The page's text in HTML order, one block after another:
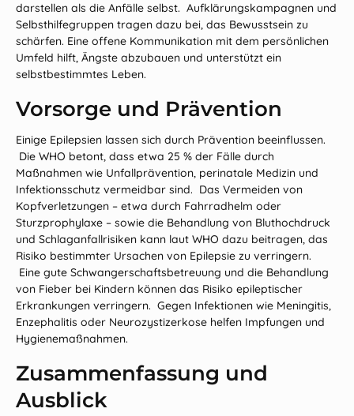
darstellen als die Anfälle selbst. Aufklärungskampagnen und
Selbsthilfegruppen tragen dazu bei, das Bewusstsein zu
schärfen. Eine offene Kommunikation mit dem persönlichen
Umfeld hilft, Ängste abzubauen und unterstützt ein
selbstbestimmtes Leben.
Vorsorge und Prävention
Einige Epilepsien lassen sich durch Prävention beeinflussen.
Die WHO betont, dass etwa 25 % der Fälle durch
Maßnahmen wie Unfallprävention, perinatale Medizin und
Infektionsschutz vermeidbar sind. Das Vermeiden von
Kopfverletzungen – etwa durch Fahrradhelm oder
Sturzprophylaxe – sowie die Behandlung von Bluthochdruck
und Schlaganfallrisiken kann laut WHO dazu beitragen, das
Risiko bestimmter Ursachen von Epilepsie zu verringern.
Eine gute Schwangerschaftsbetreuung und die Behandlung
von Fieber bei Kindern können das Risiko epileptischer
Erkrankungen verringern. Gegen Infektionen wie Meningitis,
Enzephalitis oder Neurozystizerkose helfen Impfungen und
Hygienemaßnahmen.
Zusammenfassung und
Ausblick